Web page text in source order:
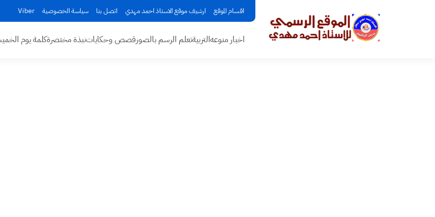
اقسام الموقع ارشيف موقع الاستاذ احمد مهدي اتصل بنا سياسة الخصوصية Viber
اخبار منوعهالتربيةتعلم الرسم بالصورقصص وحكاياتنبذة مختصرةكلمة يوم